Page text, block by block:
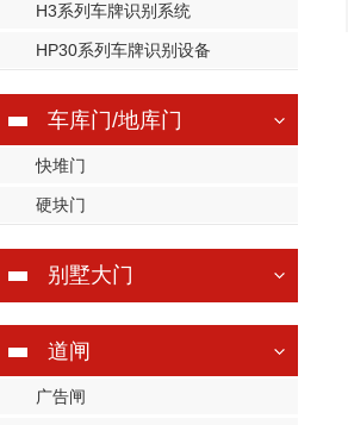
H3系列车牌识别系统
HP30系列车牌识别设备
车库门/地库门
快堆门
硬块门
别墅大门
道闸
广告闸